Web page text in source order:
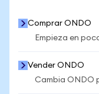
Comprar ONDO
Empieza en
Vender ONDO
Cambia ONDO